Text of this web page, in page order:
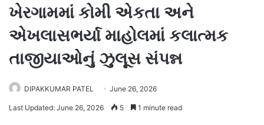
ખેરગામમાં કોમી એકતા અને
એખલાસભર્યા માહોલમાં કલાત્મક
તાજીયાઓનું ઝુલૂસ સંપન્ન
DIPAKKUMAR PATEL June 26, 2026
Last Updated: June 26, 2026 5 1 minute read